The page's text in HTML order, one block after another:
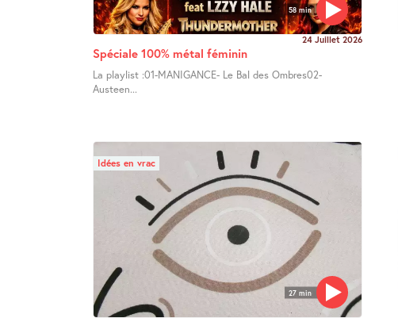
58 min
24 Juillet 2026
Spéciale 100% métal féminin
La playlist :01-MANIGANCE- Le Bal des Ombres02-
Austeen...
27 min
Idées en vrac